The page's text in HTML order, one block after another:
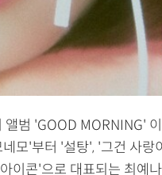
범 'GOOD MORNING'
모'부터 '설탕', '그건 사랑
이콘'으로 대표되는 최예